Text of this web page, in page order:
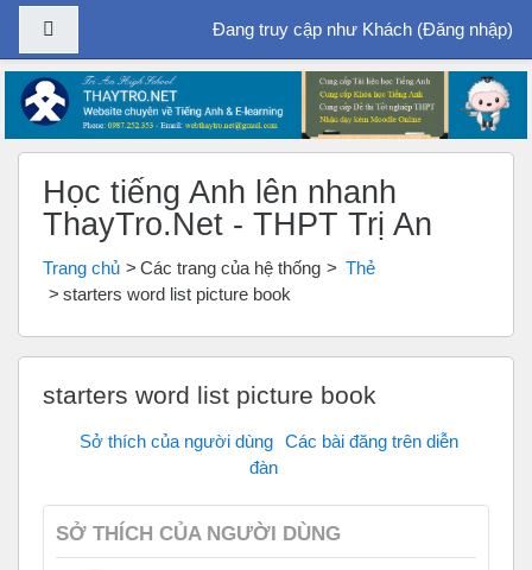
Chuyển tới nội dung chính
Bảng điều khiển cạnhĐang truy cập như Khách (Đăng nhập)
Học tiếng Anh lên nhanh
ThayTro.Net - THPT Trị An
Trang chủ Các trang của hệ thống
Thẻ
starters word list picture book
starters word list picture book
Sở thích của người dùng Các bài đăng trên diễn
đàn
SỞ THÍCH CỦA NGƯỜI DÙNG